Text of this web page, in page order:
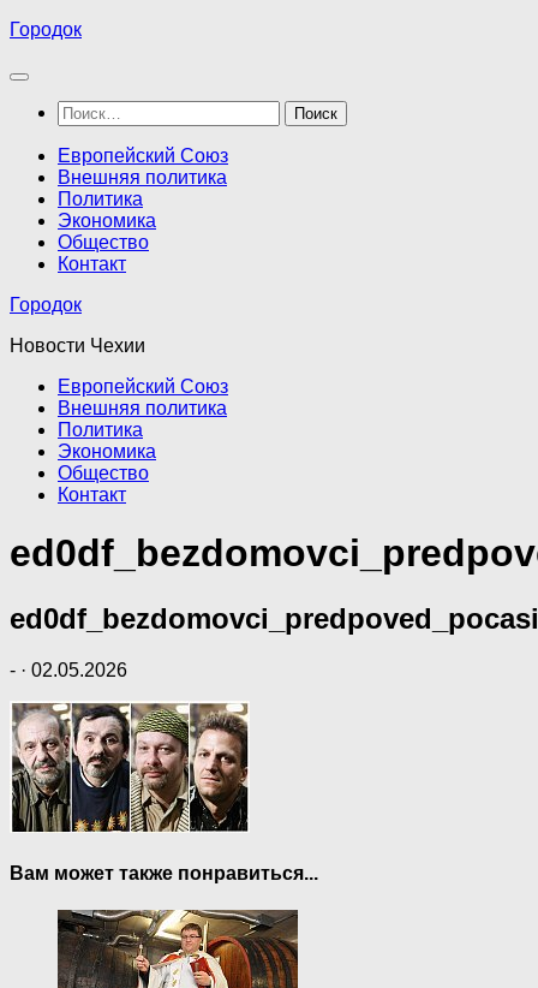
Перейти
содержимому
Городок
Найти:
Европейский Союз
Внешняя политика
Политика
Экономика
Общество
Контакт
Городок
Новости Чехии
Европейский Союз
Внешняя политика
Политика
Экономика
Общество
Контакт
- · 02.05.2026
Вам может также понравиться...